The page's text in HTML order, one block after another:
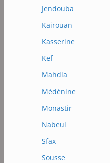
Jendouba
Kairouan
Kasserine
Kef
Mahdia
Médénine
Monastir
Nabeul
Sfax
Sousse